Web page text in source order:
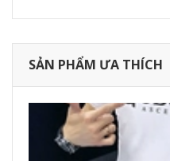
SẢN PHẨM ƯA THÍCH